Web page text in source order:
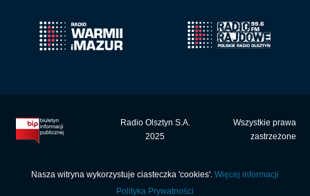
Radio Olsztyn S.A.
2025
Wszystkie prawa
zastrzeżone
Nasza witryna wykorzystuje ciasteczka 'cookies'. Więcej informacji
Polityka Prywatności